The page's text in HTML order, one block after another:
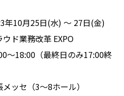
月25日(水) ～ 27日(金)
務改革 EXPO
（最終日のみ17:00終
（3～8ホール）